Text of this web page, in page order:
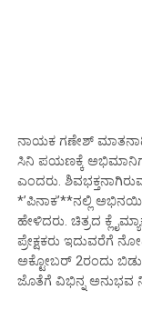
ನಾಯಕ ಗಣೇಶ್
ಸಿನಿ ಪಯಣಕ್ಕೆ
ಎಂದರು.
*’ಪಿನಾಕ’**ನಲ್ಲಿ
ಹೇಳಿದರು. ಚಿತ್ರದ
ಪ್ರೇಕ್ಷಕರು ಇದುವರೆಗೆ
ಅಕ್ಟೋಬರ್ 2ರಂದು
ಜೊತೆಗೆ ವಿಭಿನ್ನ ಅನುಭವ